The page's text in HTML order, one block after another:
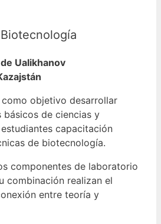
Ualikhanov
objetivo desarrollar
de ciencias y
capacitación
de biotecnología.
componentes de laboratorio
combinación realizan el
entre teoría y